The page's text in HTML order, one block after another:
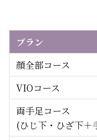
プラン
顔全部コース
VIOコース
両手足コース
(ひじ下・ひざ下